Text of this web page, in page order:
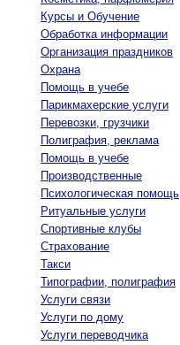
Курсы и Обучение
Обработка информации
Организация праздников
Охрана
Помощь в учебе
Парикмахерские услуги
Перевозки, грузчики
Полиграфия, реклама
Помощь в учебе
Производственные
Психологическая помощь
Ритуальные услуги
Спортивные клубы
Страхование
Такси
Типографии, полиграфия
Услуги связи
Услуги по дому
Услуги переводчика